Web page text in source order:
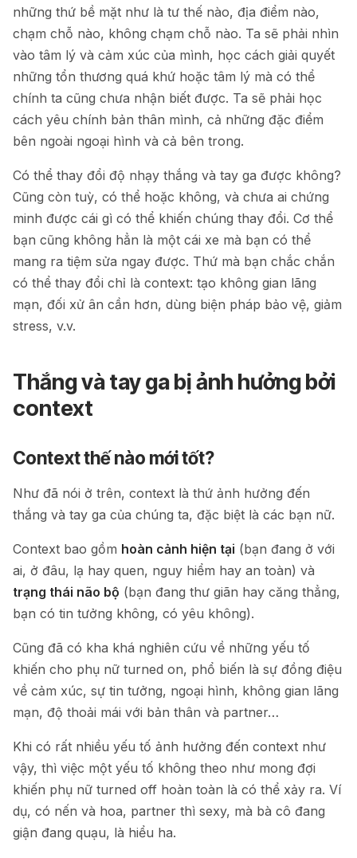
những thứ bề mặt như là tư thế nào, địa điểm nào,
chạm chỗ nào, không chạm chỗ nào. Ta sẽ phải nhìn
vào tâm lý và cảm xúc của mình, học cách giải quyết
những tổn thương quá khứ hoặc tâm lý mà có thể
chính ta cũng chưa nhận biết được. Ta sẽ phải học
cách yêu chính bản thân mình, cả những đặc điểm
bên ngoài ngoại hình và cả bên trong.
Có thể thay đổi độ nhạy thắng và tay ga được không?
Cũng còn tuỳ, có thể hoặc không, và chưa ai chứng
minh được cái gì có thể khiến chúng thay đổi. Cơ thể
bạn cũng không hẳn là một cái xe mà bạn có thể
mang ra tiệm sửa ngay được. Thứ mà bạn chắc chắn
có thể thay đổi chỉ là context: tạo không gian lãng
mạn, đối xử ân cần hơn, dùng biện pháp bảo vệ, giảm
stress, v.v.
Thắng và tay ga bị ảnh hưởng bởi
context
Context thế nào mới tốt?
Như đã nói ở trên, context là thứ ảnh hưởng đến
thắng và tay ga của chúng ta, đặc biệt là các bạn nữ.
Context bao gồm hoàn cảnh hiện tại (bạn đang ở với
ai, ở đâu, lạ hay quen, nguy hiểm hay an toàn) và
trạng thái não bộ (bạn đang thư giãn hay căng thẳng,
bạn có tin tưởng không, có yêu không).
Cũng đã có kha khá nghiên cứu về những yếu tố
khiến cho phụ nữ turned on, phổ biến là sự đồng điệu
về cảm xúc, sự tin tưởng, ngoại hình, không gian lãng
mạn, độ thoải mái với bản thân và partner…
Khi có rất nhiều yếu tố ảnh hưởng đến context như
vậy, thì việc một yếu tố không theo như mong đợi
khiến phụ nữ turned off hoàn toàn là có thể xảy ra. Ví
dụ, có nến và hoa, partner thì sexy, mà bà cô đang
giận đang quạu, là hiểu ha.